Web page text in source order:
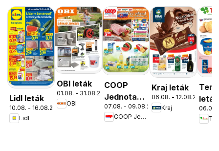
Lidl leták
10.08. - 16.08.2026
Lidl
OBI leták
01.08. - 31.08.2026
OBI
COOP
Jednota
cez víkend
ešte
07.08. - 09.08.2026
COOP Jednota
Kraj leták
06.08. - 12.08.2026
Kraj
leták
06.08.